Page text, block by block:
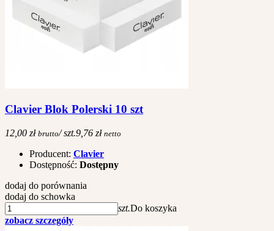
Clavier Blok Polerski 10 szt
12,00 zł brutto/ szt.9,76 zł netto
Producent: Clavier
Dostępność: Dostępny
dodaj do porównania
dodaj do schowka
szt.Do koszyka
zobacz szczegóły